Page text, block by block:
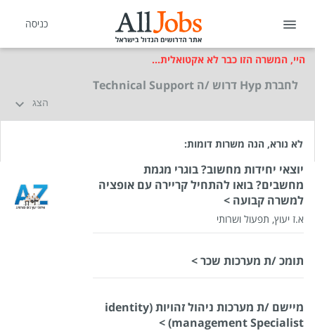
כניסה
היי, המשרה הזו כבר לא אקטואלית...
לחברת Hyp דרוש /ה Technical Support
הצג
לא נורא, הנה משרות דומות:
יוצאי יחידות מחשוב? בוגרי מגמת
מחשבים? בואו להתחיל קריירה עם אופציה
למשרה קבועה >
א.ז יעוץ, תפעול ושרותי
תומכ /ת מערכות שכר >
מיישם /ת מערכות ניהול זהויות (identity
management Specialist) >